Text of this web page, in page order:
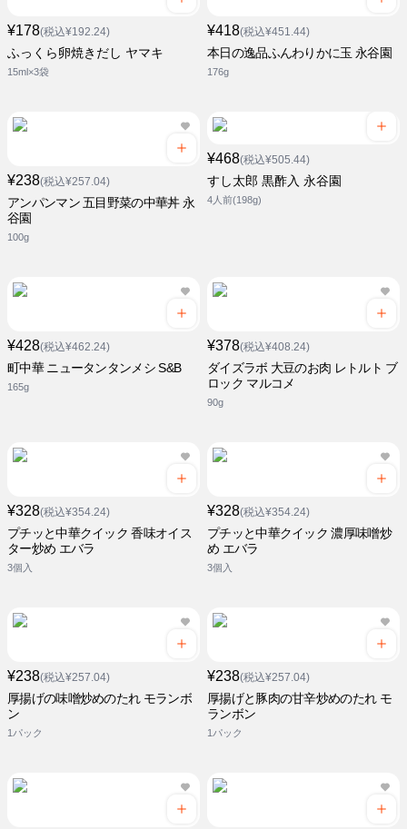
¥178(税込¥192.24)
ふっくら卵焼きだし ヤマキ
15ml×3袋
¥418(税込¥451.44)
本日の逸品ふんわりかに玉 永谷園
176g
¥238(税込¥257.04)
アンパンマン 五目野菜の中華丼 永
谷園
100g
¥468(税込¥505.44)
すし太郎 黒酢入 永谷園
4人前(198g)
¥428(税込¥462.24)
町中華 ニュータンタンメシ S&B
165g
¥378(税込¥408.24)
ダイズラボ 大豆のお肉 レトルト ブ
ロック マルコメ
90g
¥328(税込¥354.24)
プチッと中華クイック 香味オイス
ター炒め エバラ
3個入
¥328(税込¥354.24)
プチッと中華クイック 濃厚味噌炒
め エバラ
3個入
¥238(税込¥257.04)
厚揚げの味噌炒めのたれ モランボ
ン
1パック
¥238(税込¥257.04)
厚揚げと豚肉の甘辛炒めのたれ モ
ランボン
1パック